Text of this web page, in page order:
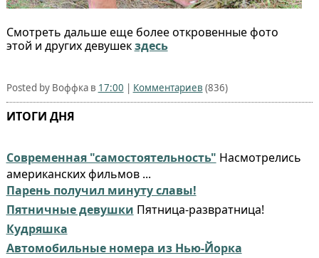
Смотреть дальше еще более откровенные фото
этой и других девушекздесь
Posted by Воффка в 17:00 | Комментариев (836)
ИТОГИ ДНЯ
Современная "самостоятельность" Насмотрелись
американских фильмов ...
Парень получил минуту славы!
Пятничные девушки Пятница-развратница!
Кудряшка
Автомобильные номера из Нью-Йорка